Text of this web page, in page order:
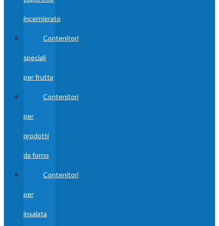
incernierato
Contenitori
speciali
per frutta
Contenitori
per
prodotti
da forno
Contenitori
per
insalata